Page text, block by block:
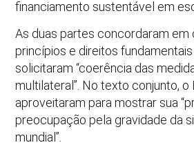
financiamento sustentável em
As duas partes concordaram em
princípios e direitos
solicitaram “coerência das
multilateral”. No texto conjunto, o
aproveitaram para mostrar sua
preocupação pela gravidade da
mundial”.